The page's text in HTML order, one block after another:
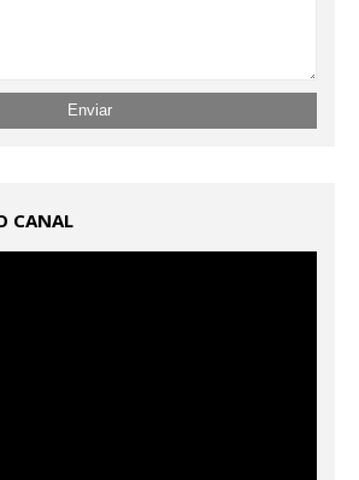
CANAL